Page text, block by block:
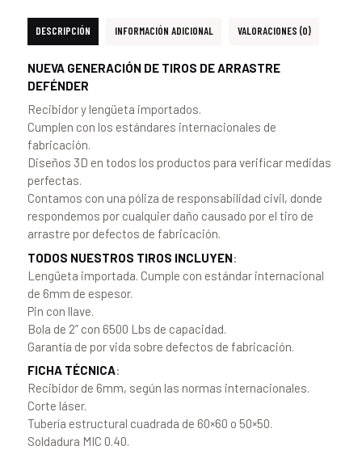
DESCRIPCIÓN INFORMACIÓN ADICIONAL VALORACIONES (0)
NUEVA GENERACIÓN DE TIROS DE ARRASTRE
DEFÉNDER
Recibidor y lengüeta importados.
Cumplen con los estándares internacionales de
fabricación.
Diseños 3D en todos los productos para verificar medidas
perfectas.
Contamos con una póliza de responsabilidad civil, donde
respondemos por cualquier daño causado por el tiro de
arrastre por defectos de fabricación.
TODOS NUESTROS TIROS INCLUYEN:
Lengüeta importada. Cumple con estándar internacional
de 6mm de espesor.
Pin con llave.
Bola de 2” con 6500 Lbs de capacidad.
Garantía de por vida sobre defectos de fabricación.
FICHA TÉCNICA:
Recibidor de 6mm, según las normas internacionales.
Corte láser.
Tubería estructural cuadrada de 60×60 o 50×50.
Soldadura MIC 0.40.